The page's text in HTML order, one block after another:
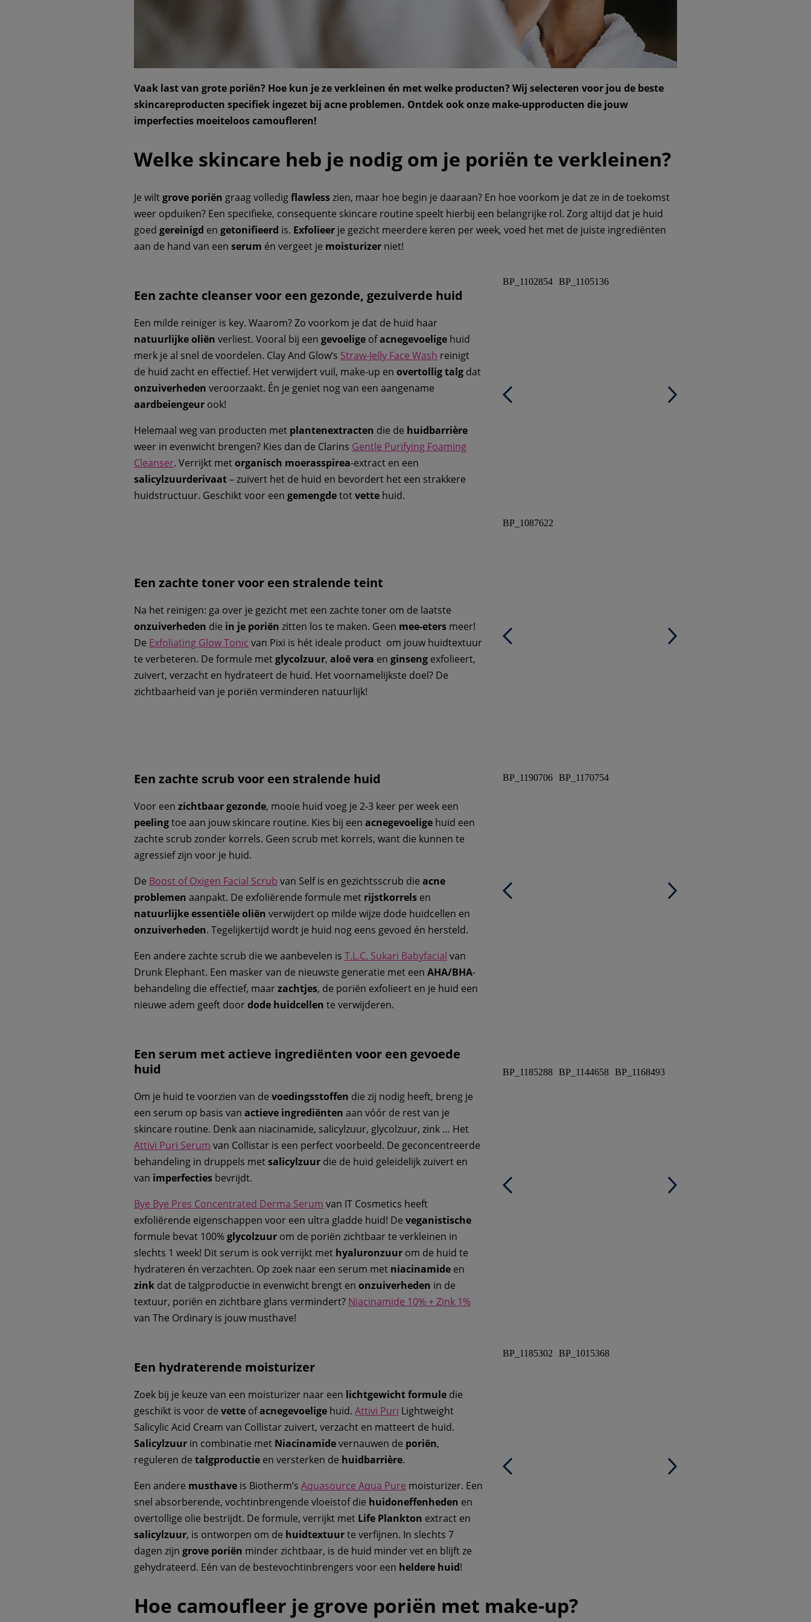
Vaak last van grote poriën? Hoe kun je ze verkleinen én met welke producten? Wij selecteren voor jou de beste
skincareproducten specifiek ingezet bij acne problemen. Ontdek ook onze make-upproducten die jouw
imperfecties moeiteloos camoufleren!
Welke skincare heb je nodig om je poriën te verkleinen?
Je wiltgrove poriën graag volledigflawlesszien, maar hoe begin je daaraan? En hoe voorkom je dat ze in de toekomst
weer opduiken? Een specifieke, consequente skincare routine speelt hierbij een belangrijke rol. Zorg altijd dat je huid
goed gereinigd en getonifieerd is. Exfolieer je gezicht meerdere keren per week, voed het met de juiste ingrediënten
aan de hand van een serum én vergeet je moisturizer niet!
Een zachte cleanser voor een gezonde, gezuiverde huid
Een milde reiniger is key. Waarom? Zo voorkom je dat de huid haar
natuurlijke oliën verliest. Vooral bij een gevoelige ofacnegevoelige huid
merk je al snel de voordelen. Clay And Glow’s Straw-Jelly Face Wash reinigt
de huid zacht en effectief. Het verwijdert vuil, make-up en overtollig talg dat
onzuiverheden veroorzaakt. Én je geniet nog van een aangename
aardbeiengeur ook!
Helemaal weg van producten met plantenextracten die de huidbarrière
weer in evenwicht brengen? Kies dan de Clarins Gentle Purifying Foaming
Cleanser. Verrijkt metorganisch moerasspirea-extract en een
salicylzuurderivaat– zuivert het de huid en bevordert het een strakkere
huidstructuur. Geschikt voor een gemengdetotvette huid.
BP_1102854 BP_1105136
Een zachte toner voor een stralende teint
Na het reinigen: ga over je gezicht met een zachte toner om de laatste
onzuiverheden die in je poriën zitten los te maken. Geen mee-eters meer!
De Exfoliating Glow Tonic van Pixi is hét ideale product om jouw huidtextuur
te verbeteren. De formule metglycolzuur, aloë vera en ginseng exfolieert,
zuivert, verzacht en hydrateert de huid. Het voornamelijkste doel? De
zichtbaarheid van je poriën verminderen natuurlijk!
BP_1087622
Een zachte scrub voor een stralende huid
Voor een zichtbaar gezonde, mooie huid voeg je 2-3 keer per week een
peelingtoe aan jouw skincare routine. Kies bij een acnegevoelige huid een
zachte scrub zonder korrels. Geen scrub met korrels, want die kunnen te
agressief zijn voor je huid.
De Boost of Oxigen Facial Scrub van Self is en gezichtsscrub die acne
problemen aanpakt. De exfoliërende formule met rijstkorrels en
natuurlijke essentiële oliën verwijdert op milde wijze dode huidcellen en
onzuiverheden. Tegelijkertijd wordt je huid nog eens gevoed én hersteld.
Een andere zachte scrub die we aanbevelen is T.L.C. Sukari Babyfacial van
Drunk Elephant. Een masker van de nieuwste generatie met een AHA/BHA-
behandeling die effectief, maarzachtjes, de poriën exfolieert en je huid een
nieuwe adem geeft doordode huidcellen te verwijderen.
BP_1190706 BP_1170754
Een serum met actieve ingrediënten voor een gevoede
huid
Om je huid te voorzien van de voedingsstoffen die zij nodig heeft, breng je
een serum op basis van actieve ingrediënten aan vóór de rest van je
skincare routine. Denk aan niacinamide, salicylzuur, glycolzuur, zink … Het
Attivi Puri Serum van Collistar is een perfect voorbeeld. De geconcentreerde
behandeling in druppels metsalicylzuur die de huid geleidelijk zuivert en
van imperfecties bevrijdt.
Bye Bye Pres Concentrated Derma Serum van IT Cosmetics heeft
exfoliërende eigenschappen voor een ultra gladde huid! De veganistische
formule bevat 100%glycolzuur om de poriën zichtbaar te verkleinen in
slechts 1 week! Dit serum is ook verrijkt met hyaluronzuur om de huid te
hydrateren én verzachten. Op zoek naar een serum met niacinamide en
zink dat de talgproductie in evenwicht brengt en onzuiverheden in de
textuur, poriën en zichtbare glans vermindert? Niacinamide 10% + Zink 1%
van The Ordinary is jouw musthave!
BP_1185288 BP_1144658 BP_1168493
Een hydraterende moisturizer
Zoek bij je keuze van een moisturizer naar een lichtgewicht formule die
geschikt is voor de vette ofacnegevoelige huid. Attivi Puri Lightweight
Salicylic Acid Cream van Collistar zuivert, verzacht en matteert de huid.
Salicylzuur in combinatie met Niacinamidevernauwen de poriën,
reguleren de talgproductie en versterken de huidbarrière.
Een andere musthave is Biotherm’s Aquasource Aqua Pure moisturizer. Een
snel absorberende, vochtinbrengende vloeistof die huidoneffenheden en
overtollige olie bestrijdt. De formule, verrijkt met Life Plankton extract en
salicylzuur, is ontworpen om de huidtextuurte verfijnen. In slechts 7
dagen zijn grove poriën minder zichtbaar, is de huid minder vet en blijft ze
gehydrateerd. Eén van de bestevochtinbrengers voor een heldere huid!
BP_1185302 BP_1015368
Hoe camoufleer je grove poriën met make-up?